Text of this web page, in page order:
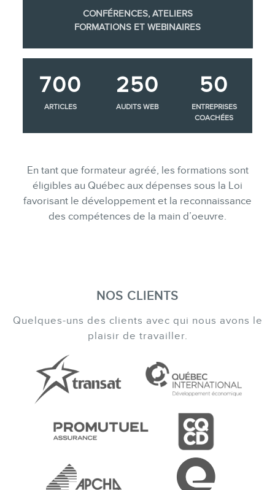
CONFÉRENCES, ATELIERS
FORMATIONS ET WEBINAIRES
700
ARTICLES
250
AUDITS WEB
50
ENTREPRISES
COACHÉES
En tant que formateur agréé, les formations sont
éligibles au Québec aux dépenses sous la Loi
favorisant le développement et la reconnaissance
des compétences de la main d’oeuvre.
NOS CLIENTS
Quelques-uns des clients avec qui nous avons le
plaisir de travailler.